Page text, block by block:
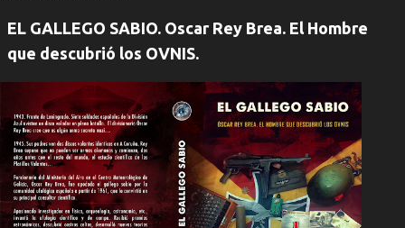
EL GALLEGO SABIO. Oscar Rey Brea. El Hombre
que descubrió los OVNIS.